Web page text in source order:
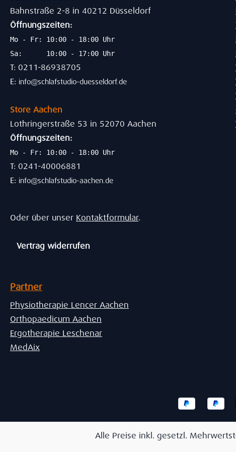
Bahnstraße 2-8 in 40212 Düsseldorf
Öffnungszeiten:
Mo - Fr: 10:00 - 18:00 Uhr
Sa: 10:00 - 17:00 Uhr
T: 0211-86938705
E: info@schlafstudio-duesseldorf.de
Store Aachen
Lothringerstraße 53 in 52070 Aachen
Öffnungszeiten:
Mo - Fr: 10:00 - 18:00 Uhr
T: 0241-40006881
E: info@schlafstudio-aachen.de
Oder über unser Kontaktformular.
Vertrag widerrufen
Partner
Physiotherapie Lencer Aachen
Orthopaedicum Aachen
Ergotherapie Leschenar
MedAix
Alle Preise inkl. gesetzl.